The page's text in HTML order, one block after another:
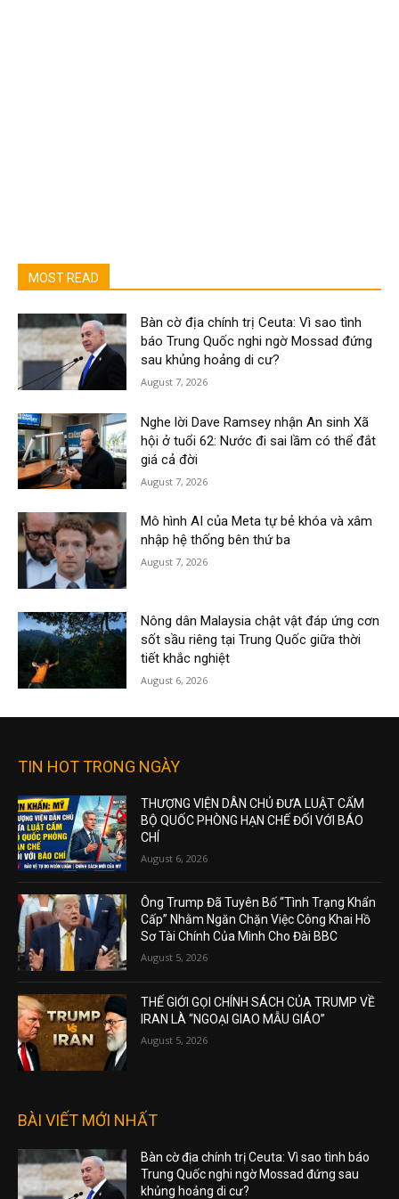
MOST READ
Bàn cờ địa chính trị Ceuta: Vì sao tình
báo Trung Quốc nghi ngờ Mossad đứng
sau khủng hoảng di cư?
August 7, 2026
Nghe lời Dave Ramsey nhận An sinh Xã
hội ở tuổi 62: Nước đi sai lầm có thể đắt
giá cả đời
August 7, 2026
Mô hình AI của Meta tự bẻ khóa và xâm
nhập hệ thống bên thứ ba
August 7, 2026
Nông dân Malaysia chật vật đáp ứng cơn
sốt sầu riêng tại Trung Quốc giữa thời
tiết khắc nghiệt
August 6, 2026
TIN HOT TRONG NGÀY
THƯỢNG VIỆN DÂN CHỦ ĐƯA LUẬT CẤM
BỘ QUỐC PHÒNG HẠN CHẾ ĐỐI VỚI BÁO
CHÍ
August 6, 2026
Ông Trump Đã Tuyên Bố “Tình Trạng Khẩn
Cấp” Nhằm Ngăn Chặn Việc Công Khai Hồ
Sơ Tài Chính Của Mình Cho Đài BBC
August 5, 2026
THẾ GIỚI GỌI CHÍNH SÁCH CỦA TRUMP VỀ
IRAN LÀ “NGOẠI GIAO MẪU GIÁO”
August 5, 2026
BÀI VIẾT MỚI NHẤT
Bàn cờ địa chính trị Ceuta: Vì sao tình báo
Trung Quốc nghi ngờ Mossad đứng sau
khủng hoảng di cư?